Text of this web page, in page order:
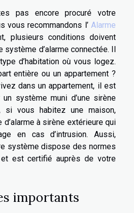
pas encore procuré votre
vous recommandons l’ Alarme
plusieurs conditions doivent
système d’alarme connectée. Il
d’habitation où vous logez.
entière ou un appartement ?
dans un appartement, il est
un système muni d’une sirène
si vous habitez une maison,
à sirène extérieure qui
en cas d’intrusion. Aussi,
système dispose des normes
est certifié auprès de votre
importants